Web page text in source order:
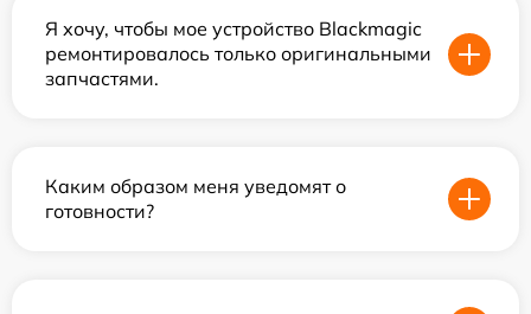
Я хочу, чтобы мое устройство Blackmagic
ремонтировалось только оригинальными
запчастями.
Каким образом меня уведомят о
готовности?